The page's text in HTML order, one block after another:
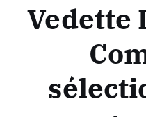
Vedette